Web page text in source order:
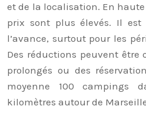
et de la localisation. En
prix sont plus élevés. Il est
l’avance, surtout pour les
Des réductions peuvent être
prolongés ou des
moyenne 100 campings
kilomètres autour de